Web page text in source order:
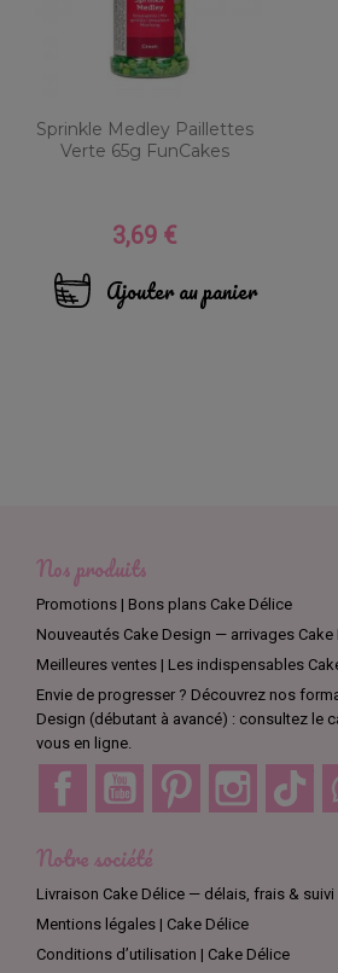
Sprinkle Medley Paillettes
Verte 65g FunCakes
Prix
3,69 €
Ajouter au panier
Nos produits
Promotions | Bons plans Cake Délice
Nouveautés Cake Design — arrivages Cake
Meilleures ventes | Les indispensables
Envie de progresser ? Découvrez nos
Design (débutant à avancé) : consultez le
vous en ligne.
Facebook YouTube Pinterest Instagram
Notre société
Livraison Cake Délice — délais, frais & suivi
Mentions légales | Cake Délice
Conditions d’utilisation | Cake Délice